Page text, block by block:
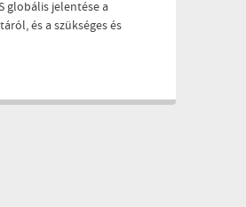
globális jelentése a
és a szükséges és